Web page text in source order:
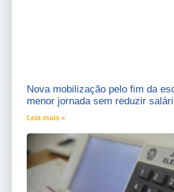
Nova mobilização pelo fim da
menor jornada sem reduzir
Leia mais »